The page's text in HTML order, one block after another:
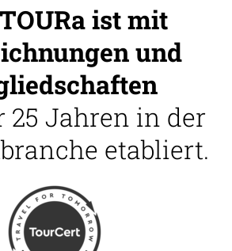
ist mit
und
25 Jahren in der
etabliert.